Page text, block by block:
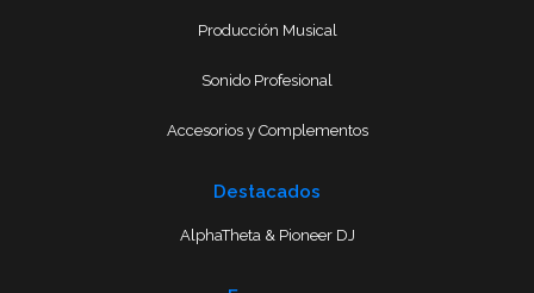
Producción Musical
Sonido Profesional
Accesorios y Complementos
Destacados
AlphaTheta & Pioneer DJ